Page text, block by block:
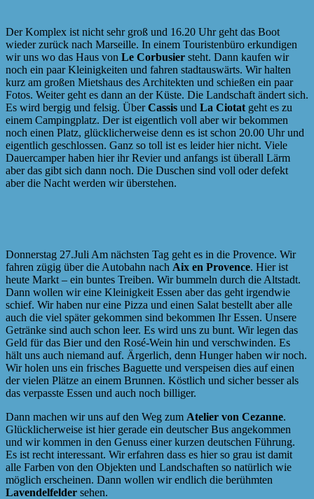
Der Komplex ist nicht sehr groß und 16.20 Uhr geht das Boot
wieder zurück nach Marseille. In einem Touristenbüro erkundigen
wir uns wo das Haus von Le Corbusier steht. Dann kaufen wir
noch ein paar Kleinigkeiten und fahren stadtauswärts. Wir halten
kurz am großen Mietshaus des Architekten und schießen ein paar
Fotos. Weiter geht es dann an der Küste. Die Landschaft ändert sich.
Es wird bergig und felsig. ÜberCassis und La Ciotat geht es zu
einem Campingplatz. Der ist eigentlich voll aber wir bekommen
noch einen Platz, glücklicherweise denn es ist schon 20.00 Uhr und
eigentlich geschlossen. Ganz so toll ist es leider hier nicht. Viele
Dauercamper haben hier ihr Revier und anfangs ist überall Lärm
aber das gibt sich dann noch. Die Duschen sind voll oder defekt
aber die Nacht werden wir überstehen.
Donnerstag 27.Juli Am nächsten Tag geht es in die Provence. Wir
fahren zügig über die Autobahn nach Aix en Provence. Hier ist
heute Markt – ein buntes Treiben. Wir bummeln durch die Altstadt.
Dann wollen wir eine Kleinigkeit Essen aber das geht irgendwie
schief. Wir haben nur eine Pizza und einen Salat bestellt aber alle
auch die viel später gekommen sind bekommen Ihr Essen. Unsere
Getränke sind auch schon leer. Es wird uns zu bunt. Wir legen das
Geld für das Bier und den Rosé-Wein hin und verschwinden. Es
hält uns auch niemand auf. Ärgerlich, denn Hunger haben wir noch.
Wir holen uns ein frisches Baguette und verspeisen dies auf einen
der vielen Plätze an einem Brunnen. Köstlich und sicher besser als
das verpasste Essen und auch noch billiger.
Dann machen wir uns auf den Weg zum Atelier von Cezanne.
Glücklicherweise ist hier gerade ein deutscher Bus angekommen
und wir kommen in den Genuss einer kurzen deutschen Führung.
Es ist recht interessant. Wir erfahren dass es hier so grau ist damit
alle Farben von den Objekten und Landschaften so natürlich wie
möglich erscheinen. Dann wollen wir endlich die berühmten
Lavendelfelder sehen.